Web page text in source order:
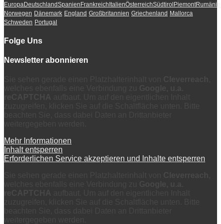
EuropaDeutschlandSpanienFrankreichItalienÖsterreichSüdtirolPiemont
Norwegen Dänemark England Großbritannien Griechenland Mallorca
Schweden Portugal
Folge Uns
Newsletter abonnieren
Mehr Informationen
Inhalt entsperren
Erforderlichen Service akzeptieren und Inhalte entsperren